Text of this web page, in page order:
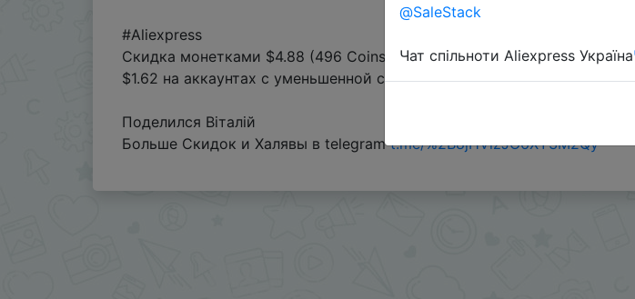
#Aliexpress
Скидка монетками $4.88 (496 Coins) в приложении.
$1.62 на аккаунтах с уменьшенной скидкой монетками
Поделился Віталій
Больше Скидок и Халявы в telegramt.me/%2B8jHVizJO6XY3M2Qy
@SaleStack
Чат спільноти Aliexpress Україна